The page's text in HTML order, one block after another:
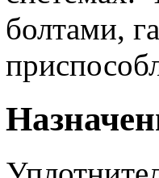
болтами,